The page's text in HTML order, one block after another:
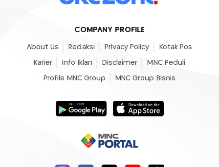
COMPANY PROFILE
About Us Redaksi Privacy Policy Kotak Pos
Karier Info Iklan Disclaimer MNC Peduli
Profile MNC Group MNC Group Bisnis